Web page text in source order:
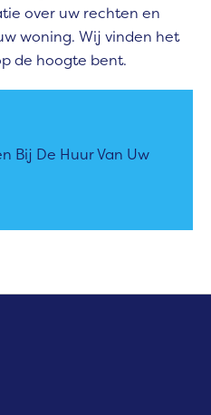
over uw rechten en
woning. Wij vinden het
de hoogte bent.
Bij De Huur Van Uw